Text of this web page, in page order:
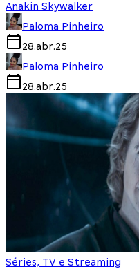
Anakin Skywalker
Paloma Pinheiro
28.abr.25
Paloma Pinheiro
28.abr.25
Séries, TV e Streaming